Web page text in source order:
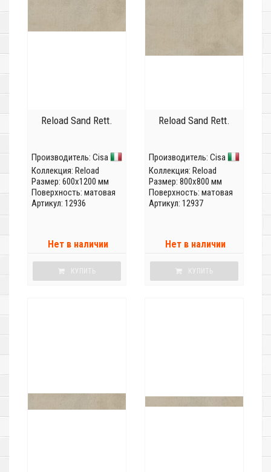
Reload Sand Rett.
Производитель: Cisa
Коллекция: Reload
Размер: 600x1200 мм
Поверхность: матовая
Артикул: 12936
Нет в наличии
КУПИТЬ
Reload Sand Rett.
Производитель: Cisa
Коллекция: Reload
Размер: 800x800 мм
Поверхность: матовая
Артикул: 12937
Нет в наличии
КУПИТЬ